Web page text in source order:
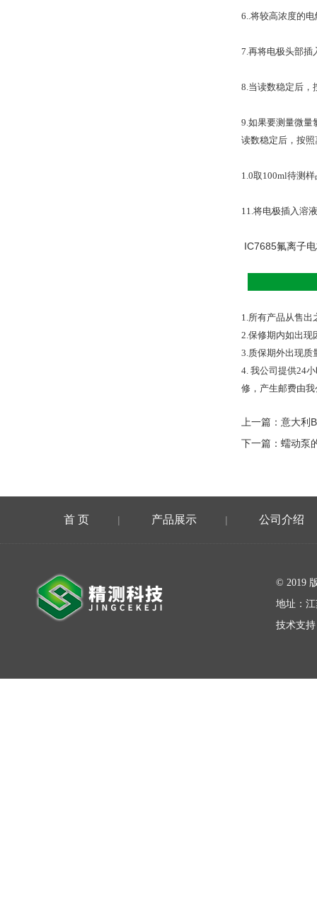
6..将较高浓度的
7.再将电极头部插
8.当读数稳定后，
9.如果要测量微量
读数稳定后，按
1.0取 100ml待测样
11.将电极插入溶
IC7685氟离子
1.所有产品从售出
2.保修期内如出现
3.质保期外出现质
4. 我公司提供24
修，产生邮费由
上一篇： 意大利
下一篇： 蠕动泵
首 页 | 产品展示 | 公司介绍
© 2019
地址：
技术支